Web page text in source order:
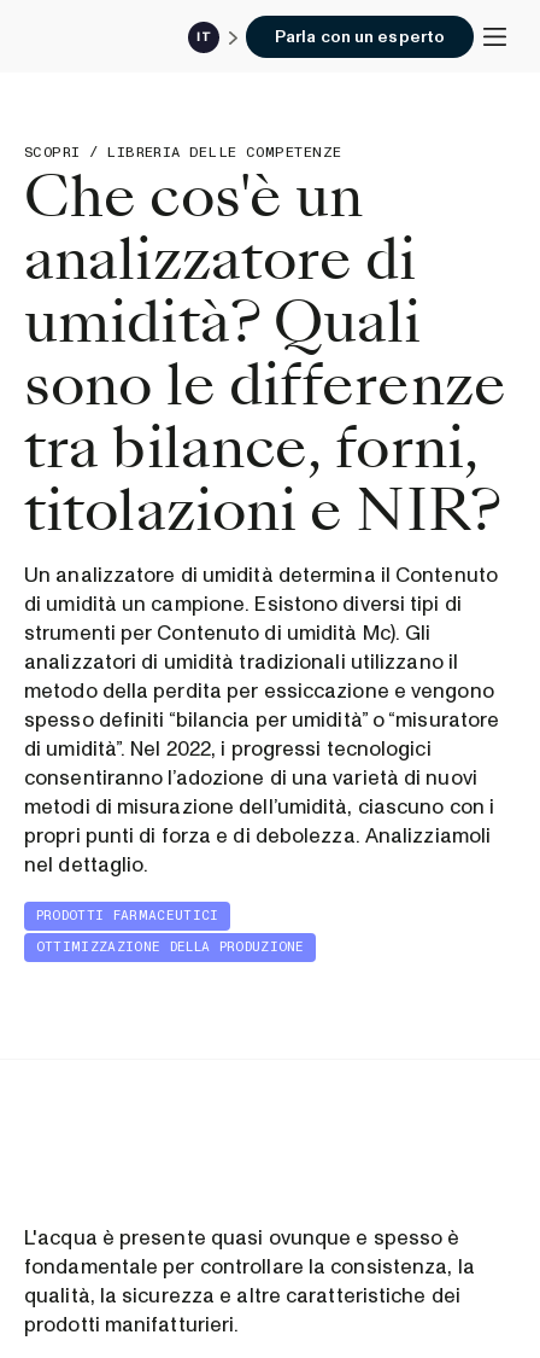
IT Parla con un esperto
SCOPRI / LIBRERIA DELLE COMPETENZE
Che cos'è un
analizzatore di
umidità? Quali
sono le differenze
tra bilance, forni,
titolazioni e NIR?
Un analizzatore di umidità determina il Contenuto
di umidità un campione. Esistono diversi tipi di
strumenti per Contenuto di umidità Mc). Gli
analizzatori di umidità tradizionali utilizzano il
metodo della perdita per essiccazione e vengono
spesso definiti “bilancia per umidità” o “misuratore
di umidità”. Nel 2022, i progressi tecnologici
consentiranno l’adozione di una varietà di nuovi
metodi di misurazione dell’umidità, ciascuno con i
propri punti di forza e di debolezza. Analizziamoli
nel dettaglio.
PRODOTTI FARMACEUTICI
OTTIMIZZAZIONE DELLA PRODUZIONE
L'acqua è presente quasi ovunque e spesso è
fondamentale per controllare la consistenza, la
qualità, la sicurezza e altre caratteristiche dei
prodotti manifatturieri.